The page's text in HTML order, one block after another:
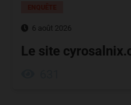
6 août 2026
Le site